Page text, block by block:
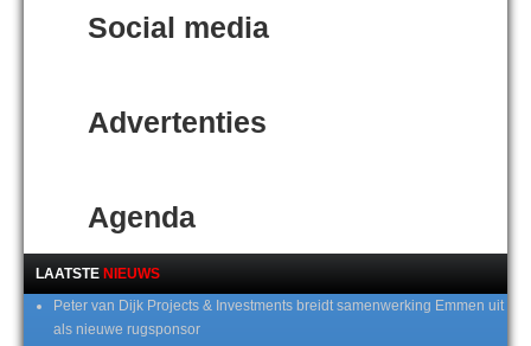
Social media
Advertenties
Agenda
LAATSTE NIEUWS
Peter van Dijk Projects & Investments breidt samenwerking Emmen uit
als nieuwe rugsponsor